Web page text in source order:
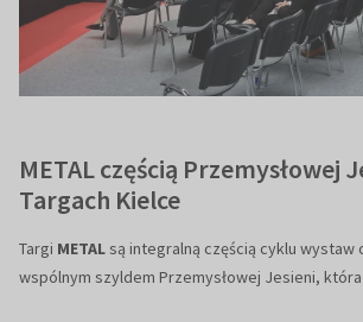
METAL częścią Przemysłowej
Targach Kielce
Targi METALsą integralną częścią cyklu wystaw
wspólnym szyldem Przemysłowej Jesieni,